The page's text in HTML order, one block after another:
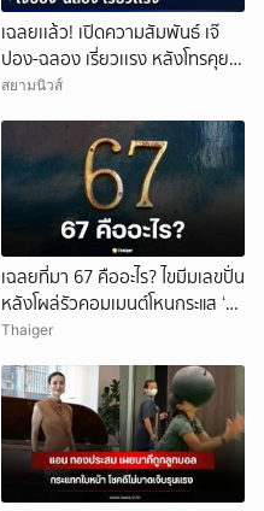
เฉลยเเล้ว! เปิดความสัมพันธ์ เจ๊
ปอง-ฉลอง เรี่ยวเเรง หลังโทรคุย
กลางรายการ
สยามนิวส์
เฉลยที่มา 67 คืออะไร? ไขมีมเลขปั่น
หลังโผล่รัวคอมเมนต์โหนกระแส ‘ยู
ทูบเบอร์หัวสี’
Thaiger